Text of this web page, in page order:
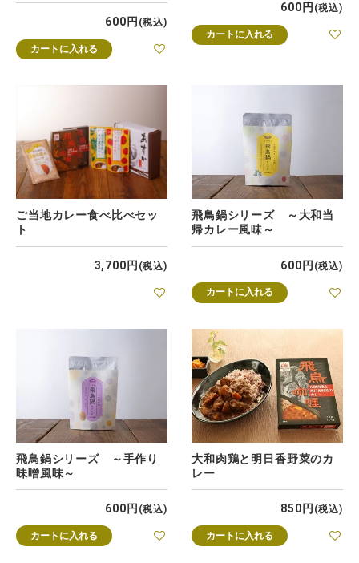
600 税込
カートに入れる
600 税込
カートに入れる
ご当地カレー食べ比べセッ
ト
3,700 税込
飛鳥鍋シリーズ ～大和当
帰カレー風味～
600 税込
カートに入れる
飛鳥鍋シリーズ ～手作り
味噌風味～
600 税込
カートに入れる
大和肉鶏と明日香野菜のカ
レー
850 税込
カートに入れる